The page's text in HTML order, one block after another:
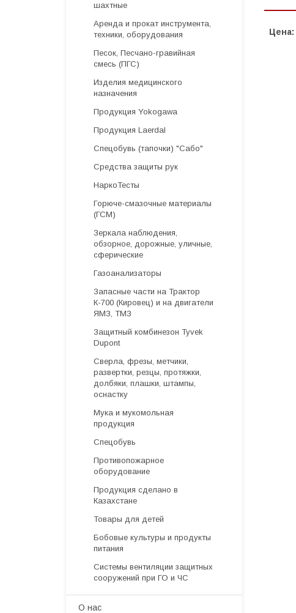
Цена:
шахтные
Аренда и прокат инструмента,
техники, оборудования
Песок, Песчано-гравийная
смесь (ПГС)
Изделия медицинского
назначения
Продукция Yokogawa
Продукция Laerdal
Спецобувь (тапочки) "Сабо"
Средства защиты рук
НаркоТесты
Горюче-смазочные материалы
(ГСМ)
Зеркала наблюдения,
обзорное, дорожные, уличные,
сферические
Газоанализаторы
Запасные части на Трактор
К-700 (Кировец) и на двигатели
ЯМЗ, ТМЗ
Защитный комбинезон Tyvek
Dupont
Cверла, фрезы, метчики,
развертки, резцы, протяжки,
долбяки, плашки, штампы,
оснастку
Мука и мукомольная
продукция
Спецобувь
Противопожарное
оборудование
Продукция сделано в
Казахстане
Товары для детей
Бобовые культуры и продукты
питания
Системы вентиляции защитных
сооружений при ГО и ЧС
О нас